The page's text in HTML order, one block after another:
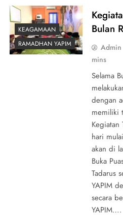
KEAGAMAAN
RAMADHAN YAPIM
Bulan
Admin
mins
Selama
dengan
memiliki
Kegiatan
hari
akan di
Buka
Tadarus
YAPIM
secara
YAPIM….